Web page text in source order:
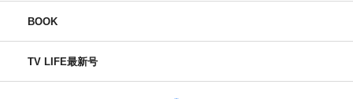
BOOK
TV LIFE最新号